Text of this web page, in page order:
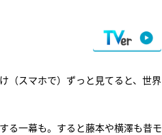
（スマホで）ずっと見てると、世界
る一幕も。すると藤本や横澤も昔モ